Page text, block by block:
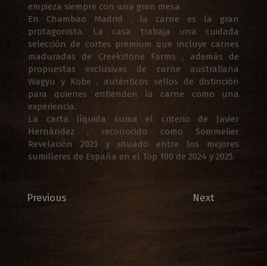
empieza siempre con una gran mesa
En Chambao Madrid , la carne es la gran
protagonista. La casa trabaja una cuidada
selección de cortes premium que incluye carnes
maduradas de Creekstone Farms , además de
propuestas exclusivas de carne australiana
Wagyu y Kobe , auténticos sellos de distinción
para quienes entienden la carne como una
experiencia.
La carta líquida suma el criterio de Javier
Hernández , reconocido como Sommelier
Revelación 2023 y situado entre los mejores
sumilleres de España en el Top 100 de 2024 y 2025.
Previous Next